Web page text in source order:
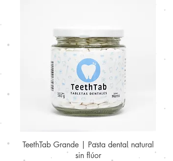
TeethTab Grande | Pasta dental natural
sin flúor